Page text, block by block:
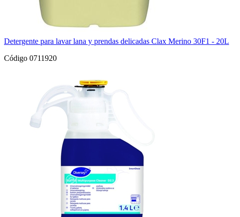
Detergente para lavar lana y prendas delicadas Clax Merino 30F1 - 20L
Código 0711920